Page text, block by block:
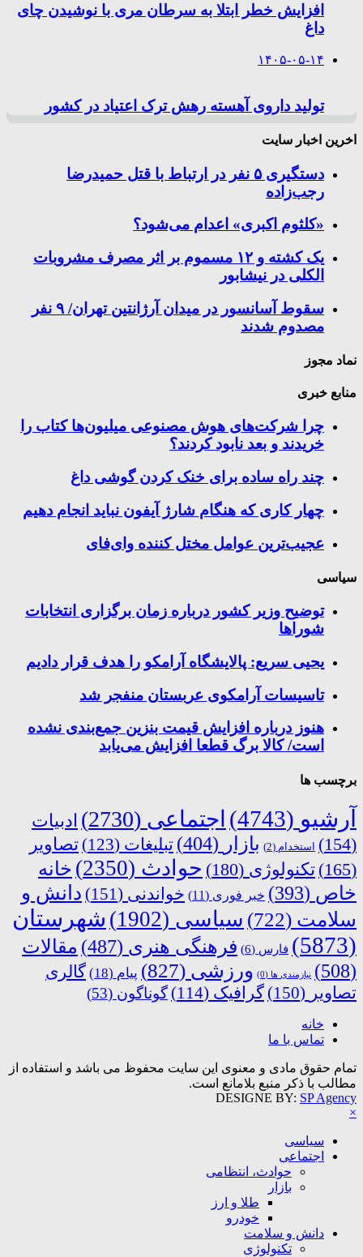
افزایش خطر ابتلا به سرطان مری با نوشیدن چای
داغ
۱۴۰۵-۰۵-۱۴
تولید داروی آهسته رهش ترک اعتیاد در کشور
اخرین اخبار سایت
دستگیری ۵ نفر در ارتباط با قتل حمیدرضا
رجب‌زاده
«کلثوم اکبری» اعدام می‌شود؟
یک کشته و ۱۲ مسموم بر اثر مصرف مشروبات
الکلی در نیشابور
سقوط آسانسور در میدان آرژانتین تهران/ ۹ نفر
مصدوم شدند
نماد مجوز
منابع خبری
چرا شرکت‌های هوش مصنوعی میلیون‌ها کتاب را
خریدند و بعد نابود کردند؟
چند راه‌ ساده برای خنک کردن گوشی داغ
چهار کاری که هنگام شارژ آیفون نباید انجام دهیم
عجیب‌ترین عوامل مختل کننده وای‌فای
سیاسی
توضیح وزیر کشور درباره زمان برگزاری انتخابات
شوراها
یحیی سریع: پالایشگاه آرامکو را هدف قرار دادیم
تاسیسات آرامکوی عربستان منفجر شد
هنوز درباره افزایش قیمت بنزین جمع‌بندی نشده
است/ کالا برگ قطعا افزایش می‌یابد
برچسب ها
آرشیو (4743) اجتماعی (2730)
ادبیات
(154)
استخدام (2) بازار (404) تبلیغات (123)
تصاویر
(165)
تکنولوژی (180) حوادث (2350)
خانه
خاص (393) خبر فوری (11) خواندنی (151)
دانش و
سلامت (722) سیاسی (1902)
شهرستان
(5873)
فارس (6) فرهنگی هنری (487)
مقالات
(508)
نیازمندی ها (0) ورزشی (827) پیام (18)
گالری
تصاویر (150) گرافیک (114) گوناگون (53)
خانه
تماس با ما
تمام حقوق مادی و معنوی این سایت محفوظ می باشد و استفاده از
مطالب با ذکر منبع بلامانع است.
DESIGNE BY: SP Agency
×
سیاسی
اجتماعی
حوادث، انتظامی
بازار
طلا و ارز
خودرو
دانش و سلامت
تکنولوژی